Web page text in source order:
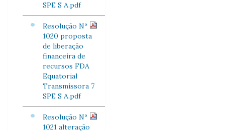
SPE S A.pdf
Resolução Nº
1020 proposta
de liberação
financeira de
recursos FDA
Equatorial
Transmissora 7
SPE S A.pdf
Resolução Nº
1021 alteração